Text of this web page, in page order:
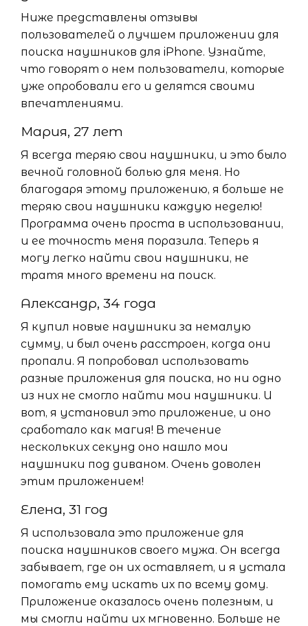
Ниже представлены отзывы
пользователей о лучшем приложении для
поиска наушников для iPhone. Узнайте,
что говорят о нем пользователи, которые
уже опробовали его и делятся своими
впечатлениями.
Мария, 27 лет
Я всегда теряю свои наушники, и это было
вечной головной болью для меня. Но
благодаря этому приложению, я больше не
теряю свои наушники каждую неделю!
Программа очень проста в использовании,
и ее точность меня поразила. Теперь я
могу легко найти свои наушники, не
тратя много времени на поиск.
Александр, 34 года
Я купил новые наушники за немалую
сумму, и был очень расстроен, когда они
пропали. Я попробовал использовать
разные приложения для поиска, но ни одно
из них не смогло найти мои наушники. И
вот, я установил это приложение, и оно
сработало как магия! В течение
нескольких секунд оно нашло мои
наушники под диваном. Очень доволен
этим приложением!
Елена, 31 год
Я использовала это приложение для
поиска наушников своего мужа. Он всегда
забывает, где он их оставляет, и я устала
помогать ему искать их по всему дому.
Приложение оказалось очень полезным, и
мы смогли найти их мгновенно. Больше не